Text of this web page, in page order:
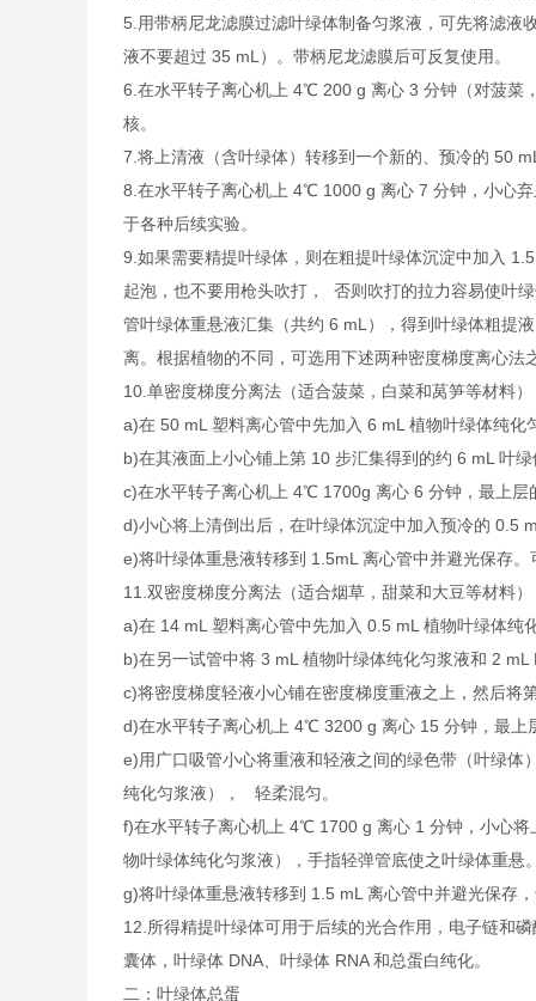
5.用带柄尼龙滤膜过滤叶绿体制备匀浆液，可先将滤液
液不要超过 35 mL）。带柄尼龙滤膜后可反复使用。
6.在水平转子离心机上 4℃ 200 g 离心 3 分钟（对菠菜
核。
7.将上清液（含叶绿体）转移到一个新的、预冷的 50
8.在水平转子离心机上 4℃ 1000 g 离心 7 分钟，小心
于各种后续实验。
9.如果需要精提叶绿体，则在粗提叶绿体沉淀中加入
起泡，也不要用枪头吹打， 否则吹打的拉力容易使叶
管叶绿体重悬液汇集（共约 6 mL），得到叶绿体粗提
离。根据植物的不同，可选用下述两种密度梯度离心法
10.单密度梯度分离法（适合菠菜，白菜和莴笋等材料）
a)在 50 mL 塑料离心管中先加入 6 mL 植物叶绿体纯化
b)在其液面上小心铺上第 10 步汇集得到的约 6 mL 叶
c)在水平转子离心机上 4℃ 1700g 离心 6 分钟，最上层
d)小心将上清倒出后，在叶绿体沉淀中加入预冷的 0.5
e)将叶绿体重悬液转移到 1.5mL 离心管中并避光保存
11.双密度梯度分离法（适合烟草，甜菜和大豆等材料）
a)在 14 mL 塑料离心管中先加入 0.5 mL 植物叶绿体纯
b)在另一试管中将 3 mL 植物叶绿体纯化匀浆液和 2
c)将密度梯度轻液小心铺在密度梯度重液之上，然后
d)在水平转子离心机上 4℃ 3200 g 离心 15 分钟，最上
e)用广口吸管小心将重液和轻液之间的绿色带（叶绿
纯化匀浆液）， 轻柔混匀。
f)在水平转子离心机上 4℃ 1700 g 离心 1 分钟，小心
物叶绿体纯化匀浆液），手指轻弹管底使之叶绿体重悬
g)将叶绿体重悬液转移到 1.5 mL 离心管中并避光保存
12.所得精提叶绿体可用于后续的光合作用，电子链和
囊体，叶绿体 DNA、叶绿体 RNA 和总蛋白纯化。
二：叶绿体总蛋